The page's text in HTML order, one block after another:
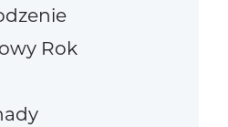
Rok